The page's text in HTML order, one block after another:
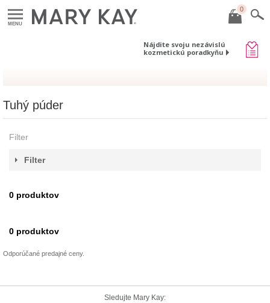
MENU
0
Nájdite svoju nezávislú
kozmetickú poradkyňu
Tuhý púder
Filter
Filter
0 produktov
0 produktov
Odporúčané predajné ceny.
Sledujte Mary Kay: